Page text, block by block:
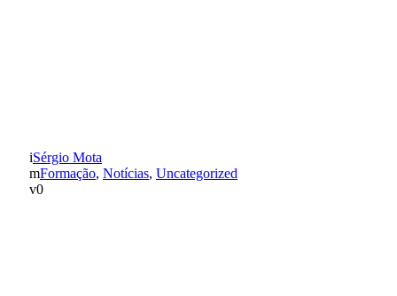
Sérgio Mota
Formação, Notícias, Uncategorized
0